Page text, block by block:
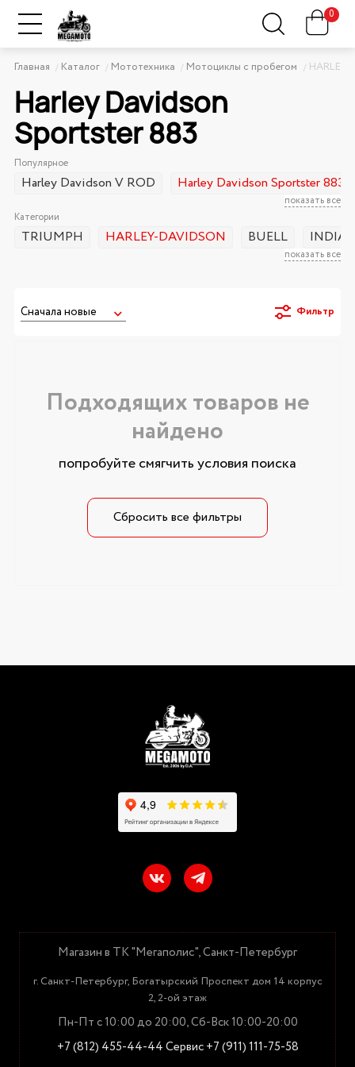
0
Главная Каталог Мототехника Мотоциклы с пробегом
Harley Davidson
Sportster 883
Популярное
показать все
Harley Davidson V ROD Harley Davidson Sportster 883
Категории
показать все
TRIUMPH HARLEY-DAVIDSON BUELL
Фильтр
Подходящих товаров не
найдено
попробуйте смягчить условия поиска
Сбросить все фильтры
Магазин в ТК "Мегаполис", Санкт-Петербург
г. Санкт-Петербург, Богатырский Проспект дом 14 корпус
2, 2-ой этаж
Пн-Пт с 10:00 до 20:00, Сб-Вск 10:00-20:00
+7 (812) 455-44-44Сервис +7 (911) 111-75-58